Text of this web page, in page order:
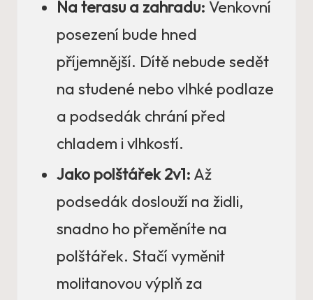
Na terasu a zahradu: Venkovní
posezení bude hned
příjemnější. Dítě nebude sedět
na studené nebo vlhké podlaze
a podsedák chrání před
chladem i vlhkostí.
Jako polštářek 2v1: Až
podsedák doslouží na židli,
snadno ho přeměníte na
polštářek. Stačí vyměnit
molitanovou výplň za